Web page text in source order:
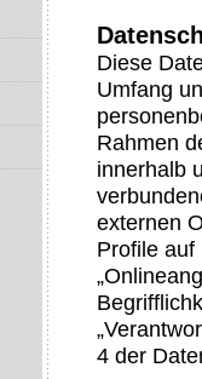
Diese
Umfang
Rahmen
innerhalb
externen
Profile
4 der